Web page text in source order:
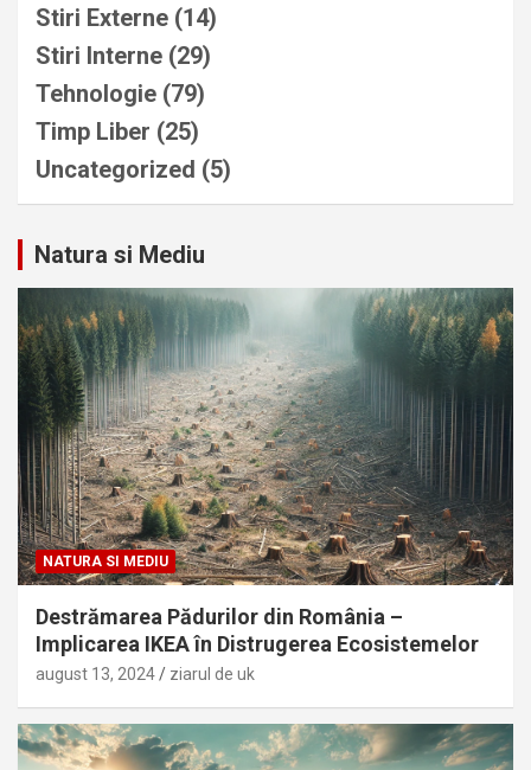
Stiri Externe (14)
Stiri Interne (29)
Tehnologie (79)
Timp Liber (25)
Uncategorized (5)
Natura si Mediu
NATURA SI MEDIU
Destrămarea Pădurilor din România –
Implicarea IKEA în Distrugerea Ecosistemelor
august 13, 2024 ziarul de uk